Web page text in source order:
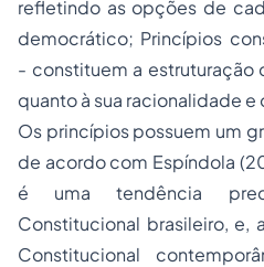
refletindo as opções de
democrático; Princípios
- constituem a estruturação
quanto à sua racionalidade
Os princípios possuem um
de acordo com Espíndola
é uma tendência
Constitucional brasileiro, e,
Constitucional